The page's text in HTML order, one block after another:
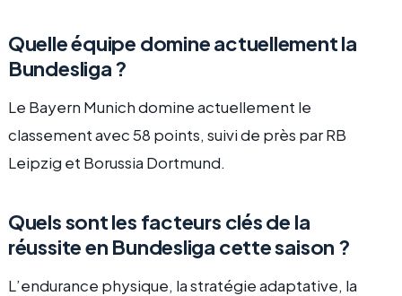
Quelle équipe domine actuellement la
Bundesliga ?
Le Bayern Munich domine actuellement le
classement avec 58 points, suivi de près par RB
Leipzig et Borussia Dortmund.
Quels sont les facteurs clés de la
réussite en Bundesliga cette saison ?
L’endurance physique, la stratégie adaptative, la